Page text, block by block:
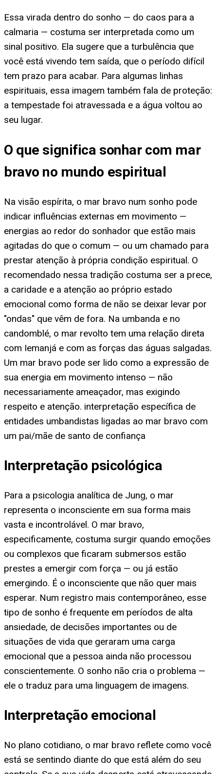
Essa virada dentro do sonho — do caos para a
calmaria — costuma ser interpretada como um
sinal positivo. Ela sugere que a turbulência que
você está vivendo tem saída, que o período difícil
tem prazo para acabar. Para algumas linhas
espirituais, essa imagem também fala de proteção:
a tempestade foi atravessada e a água voltou ao
seu lugar.
O que significa sonhar com mar
bravo no mundo espiritual
Na visão espírita, o mar bravo num sonho pode
indicar influências externas em movimento —
energias ao redor do sonhador que estão mais
agitadas do que o comum — ou um chamado para
prestar atenção à própria condição espiritual. O
recomendado nessa tradição costuma ser a prece,
a caridade e a atenção ao próprio estado
emocional como forma de não se deixar levar por
"ondas" que vêm de fora. Na umbanda e no
candomblé, o mar revolto tem uma relação direta
com Iemanjá e com as forças das águas salgadas.
Um mar bravo pode ser lido como a expressão de
sua energia em movimento intenso — não
necessariamente ameaçador, mas exigindo
respeito e atenção. interpretação específica de
entidades umbandistas ligadas ao mar bravo com
um pai/mãe de santo de confiança
Interpretação psicológica
Para a psicologia analítica de Jung, o mar
representa o inconsciente em sua forma mais
vasta e incontrolável. O mar bravo,
especificamente, costuma surgir quando emoções
ou complexos que ficaram submersos estão
prestes a emergir com força — ou já estão
emergindo. É o inconsciente que não quer mais
esperar. Num registro mais contemporâneo, esse
tipo de sonho é frequente em períodos de alta
ansiedade, de decisões importantes ou de
situações de vida que geraram uma carga
emocional que a pessoa ainda não processou
conscientemente. O sonho não cria o problema —
ele o traduz para uma linguagem de imagens.
Interpretação emocional
No plano cotidiano, o mar bravo reflete como você
está se sentindo diante do que está além do seu